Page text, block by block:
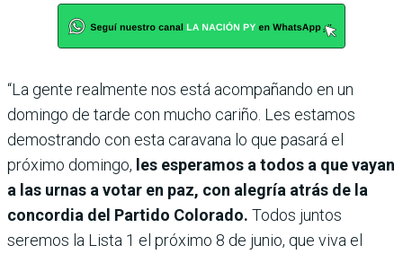
“La gente realmente nos está acompañando en un
domingo de tarde con mucho cariño. Les estamos
demostrando con esta caravana lo que pasará el
próximo domingo, les esperamos a todos a que vayan
a las urnas a votar en paz, con alegría atrás de la
concordia del Partido Colorado. Todos juntos
seremos la Lista 1 el próximo 8 de junio, que viva el